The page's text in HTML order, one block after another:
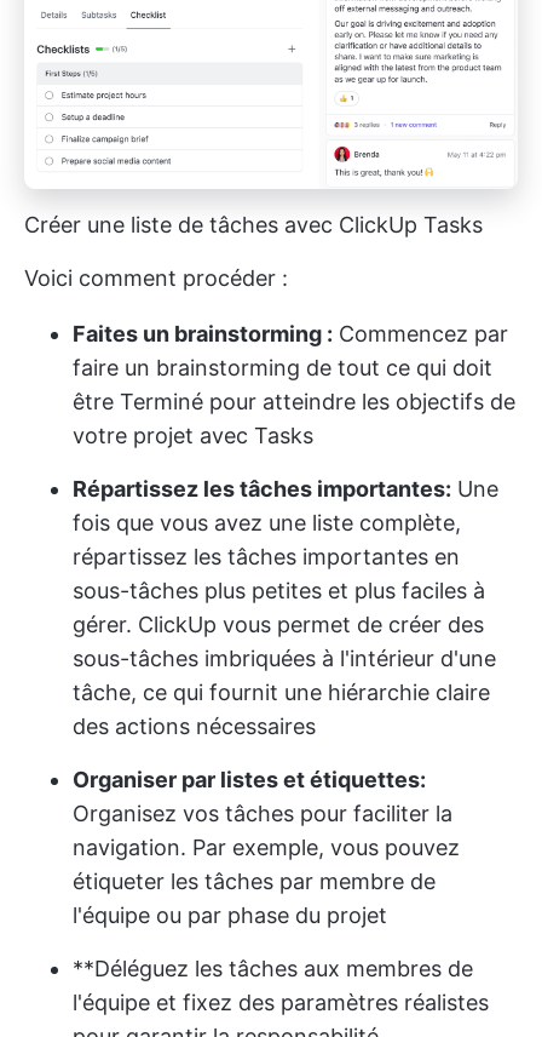
Créer une liste de tâches avec ClickUp Tasks
Voici comment procéder :
Faites un brainstorming : Commencez par
faire un brainstorming de tout ce qui doit
être Terminé pour atteindre les objectifs de
votre projet avec Tasks
Répartissez les tâches importantes: Une
fois que vous avez une liste complète,
répartissez les tâches importantes en
sous-tâches plus petites et plus faciles à
gérer. ClickUp vous permet de créer des
sous-tâches imbriquées à l'intérieur d'une
tâche, ce qui fournit une hiérarchie claire
des actions nécessaires
Organiser par listes et étiquettes:
Organisez vos tâches pour faciliter la
navigation. Par exemple, vous pouvez
étiqueter les tâches par membre de
l'équipe ou par phase du projet
**Déléguez les tâches aux membres de
l'équipe et fixez des paramètres réalistes